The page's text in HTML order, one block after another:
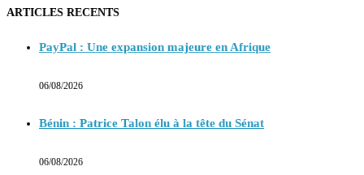
ARTICLES RECENTS
PayPal : Une expansion majeure en Afrique
06/08/2026
Bénin : Patrice Talon élu à la tête du Sénat
06/08/2026